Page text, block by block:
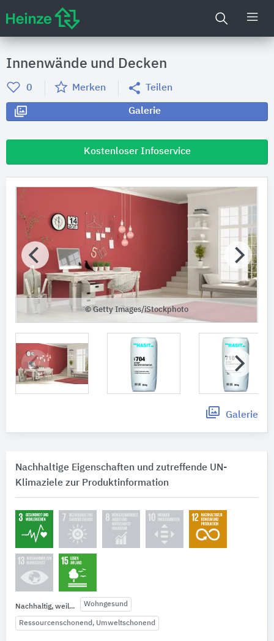
Innenwände und Decken
0 Merken Teilen
Galerie
Kostenloser Infoservice
© Getty Images/iStockphoto
Galerie
Nachhaltige Eigenschaften und zutreffende UN-
Klimaziele zur Produktinformation
Nachhaltig, weil... Wohngesund
Ressourcenschonend, Umweltschonend